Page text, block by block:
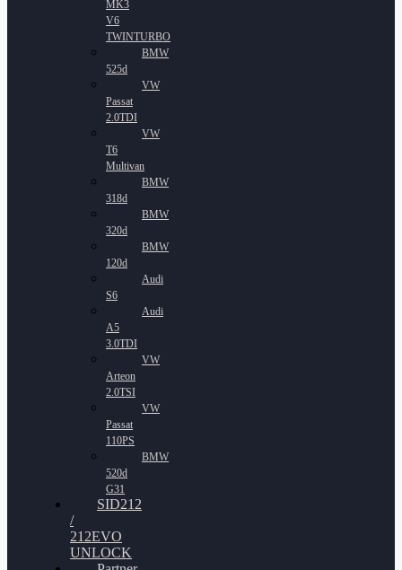
MK3
V6
TWINTURBO
BMW
525d
VW
Passat
2.0TDI
VW
T6
Multivan
BMW
318d
BMW
320d
BMW
120d
Audi
S6
Audi
A5
3.0TDI
VW
Arteon
2.0TSI
VW
Passat
110PS
BMW
520d
G31
SID212
/
212EVO
UNLOCK